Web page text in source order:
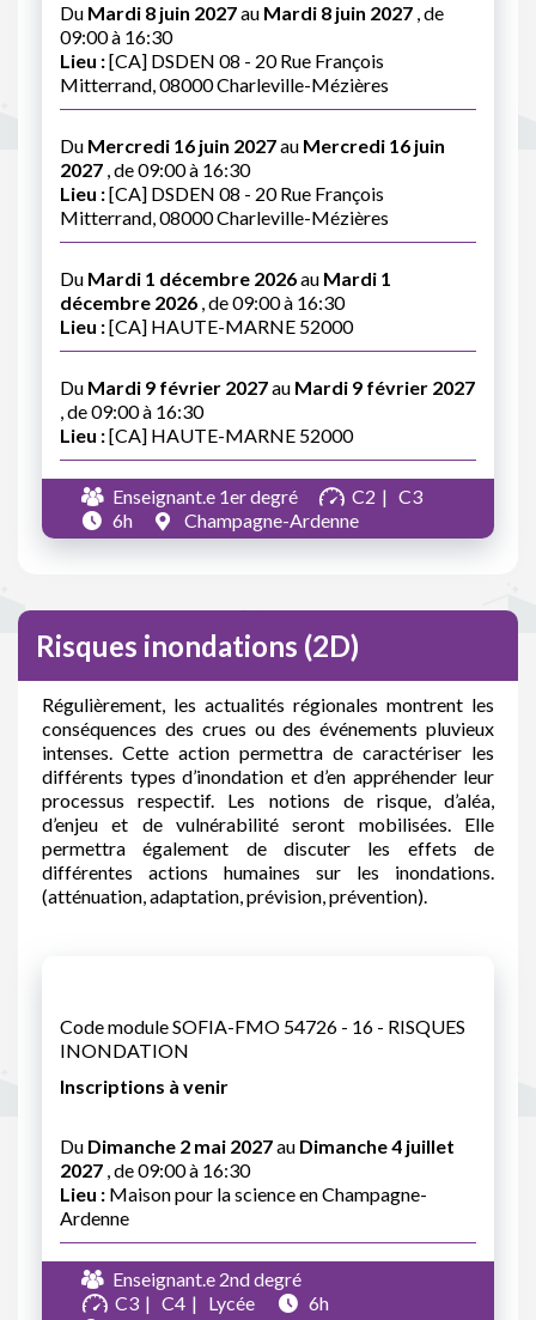
Du Mardi 8 juin 2027au Mardi 8 juin 2027 , de
09:00 à 16:30
Lieu :[CA] DSDEN 08 - 20 Rue François
Mitterrand, 08000 Charleville-Mézières
Du Mercredi 16 juin 2027au Mercredi 16 juin
2027 , de 09:00 à 16:30
Lieu :[CA] DSDEN 08 - 20 Rue François
Mitterrand, 08000 Charleville-Mézières
Du Mardi 1 décembre 2026au Mardi 1
décembre 2026 , de 09:00 à 16:30
Lieu :[CA] HAUTE-MARNE 52000
Du Mardi 9 février 2027au Mardi 9 février 2027
, de 09:00 à 16:30
Lieu :[CA] HAUTE-MARNE 52000
Enseignant.e 1er degré C2
C3
6h
Champagne-Ardenne
Risques inondations (2D)
Régulièrement, les actualités régionales montrent les
conséquences des crues ou des événements pluvieux
intenses. Cette action permettra de caractériser les
différents types d’inondation et d’en appréhender leur
processus respectif. Les notions de risque, d’aléa,
d’enjeu et de vulnérabilité seront mobilisées. Elle
permettra également de discuter les effets de
différentes actions humaines sur les inondations.
(atténuation, adaptation, prévision, prévention).
Code module SOFIA-FMO 54726 - 16 - RISQUES
INONDATION
Inscriptions à venir
Du Dimanche 2 mai 2027au Dimanche 4 juillet
2027 , de 09:00 à 16:30
Lieu : Maison pour la science en Champagne-
Ardenne
Enseignant.e 2nd degré
C3
C4 Lycée
6h